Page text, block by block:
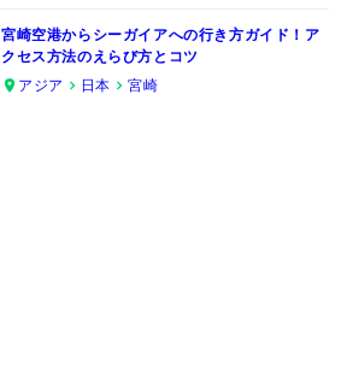
宮崎空港からシーガイアへの行き方ガイド！ア
クセス方法のえらび方とコツ
アジア
日本 宮崎